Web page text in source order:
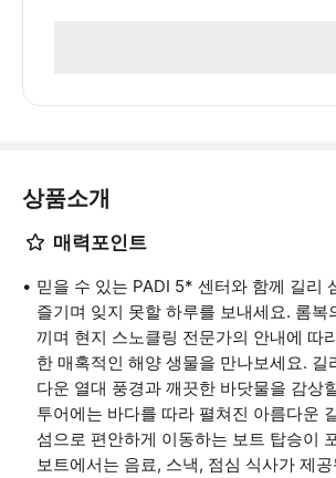
상품소개
매력포인트
믿을 수 있는 PADI 5* 센터와 함께 길리
즐기며 잊지 못할 하루를 보내세요. 롬복
끼며 현지 스노클링 전문가의 안내에 따
한 매혹적인 해양 생물을 만나보세요. 길
다운 열대 풍경과 깨끗한 바닷물을 감상
투어에는 바다를 따라 펼쳐진 아름다운
섬으로 편안하게 이동하는 보트 탑승이
보트에서는 음료, 스낵, 점심 식사가 제